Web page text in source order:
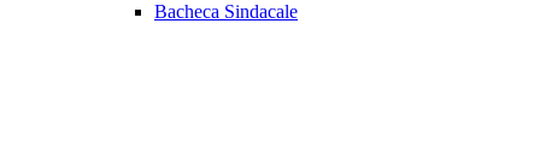
Bacheca Sindacale